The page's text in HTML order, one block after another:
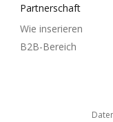
Partnerschaft
Wie inserieren
B2B-Bereich